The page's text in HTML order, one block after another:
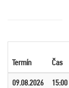
Termín Čas
09.08.2026 15:00